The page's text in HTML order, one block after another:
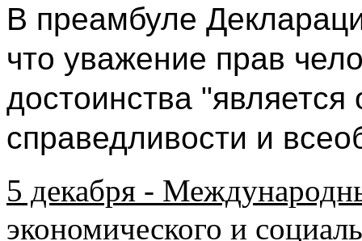
В преамбуле
что уважение прав
достоинства
справедливости и
5 декабря -
экономического и